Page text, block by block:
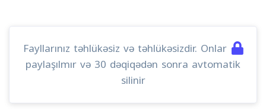
Fayllarınız təhlükəsiz və təhlükəsizdir. Onlar
paylaşılmır və 30 dəqiqədən sonra avtomatik
silinir